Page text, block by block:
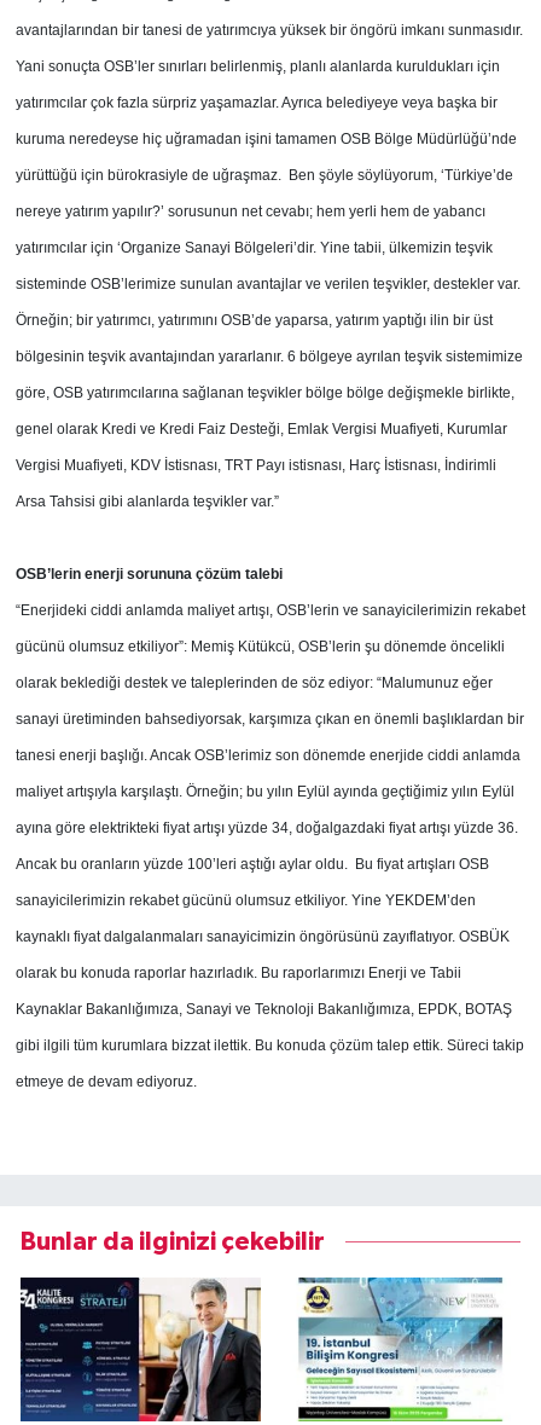
avantajlarından bir tanesi de yatırımcıya yüksek bir öngörü imkanı sunmasıdır.
Yani sonuçta OSB’ler sınırları belirlenmiş, planlı alanlarda kuruldukları için
yatırımcılar çok fazla sürpriz yaşamazlar. Ayrıca belediyeye veya başka bir
kuruma neredeyse hiç uğramadan işini tamamen OSB Bölge Müdürlüğü’nde
yürüttüğü için bürokrasiyle de uğraşmaz. Ben şöyle söylüyorum, ‘Türkiye’de
nereye yatırım yapılır?’ sorusunun net cevabı; hem yerli hem de yabancı
yatırımcılar için ‘Organize Sanayi Bölgeleri’dir. Yine tabii, ülkemizin teşvik
sisteminde OSB’lerimize sunulan avantajlar ve verilen teşvikler, destekler var.
Örneğin; bir yatırımcı, yatırımını OSB’de yaparsa, yatırım yaptığı ilin bir üst
bölgesinin teşvik avantajından yararlanır. 6 bölgeye ayrılan teşvik sistemimize
göre, OSB yatırımcılarına sağlanan teşvikler bölge bölge değişmekle birlikte,
genel olarak Kredi ve Kredi Faiz Desteği, Emlak Vergisi Muafiyeti, Kurumlar
Vergisi Muafiyeti, KDV İstisnası, TRT Payı istisnası, Harç İstisnası, İndirimli
Arsa Tahsisi gibi alanlarda teşvikler var.”
OSB’lerin enerji sorununa çözüm talebi
“Enerjideki ciddi anlamda maliyet artışı, OSB’lerin ve sanayicilerimizin rekabet
gücünü olumsuz etkiliyor”: Memiş Kütükcü, OSB’lerin şu dönemde öncelikli
olarak beklediği destek ve taleplerinden de söz ediyor: “Malumunuz eğer
sanayi üretiminden bahsediyorsak, karşımıza çıkan en önemli başlıklardan bir
tanesi enerji başlığı. Ancak OSB’lerimiz son dönemde enerjide ciddi anlamda
maliyet artışıyla karşılaştı. Örneğin; bu yılın Eylül ayında geçtiğimiz yılın Eylül
ayına göre elektrikteki fiyat artışı yüzde 34, doğalgazdaki fiyat artışı yüzde 36.
Ancak bu oranların yüzde 100’leri aştığı aylar oldu. Bu fiyat artışları OSB
sanayicilerimizin rekabet gücünü olumsuz etkiliyor. Yine YEKDEM’den
kaynaklı fiyat dalgalanmaları sanayicimizin öngörüsünü zayıflatıyor. OSBÜK
olarak bu konuda raporlar hazırladık. Bu raporlarımızı Enerji ve Tabii
Kaynaklar Bakanlığımıza, Sanayi ve Teknoloji Bakanlığımıza, EPDK, BOTAŞ
gibi ilgili tüm kurumlara bizzat ilettik. Bu konuda çözüm talep ettik. Süreci takip
etmeye de devam ediyoruz.
Bunlar da ilginizi çekebilir